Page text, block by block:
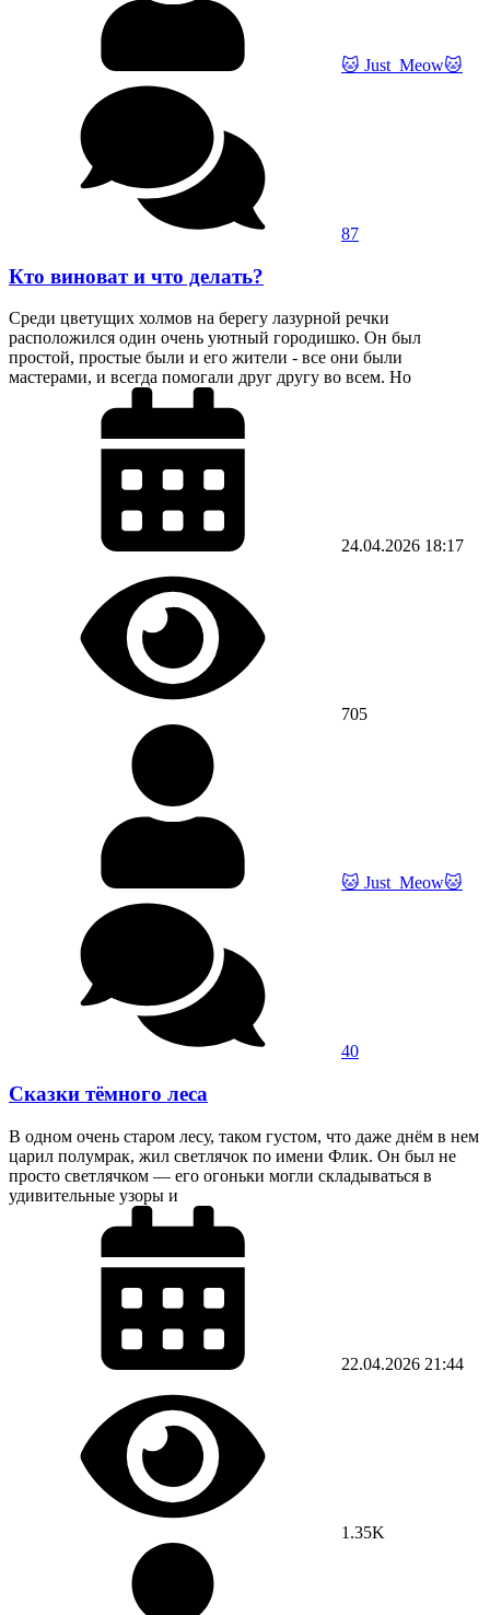
🐱 Just_Meow🐱
87
Кто виноват и что делать?
Среди цветущих холмов на берегу лазурной речки
расположился один очень уютный городишко. Он был
простой, простые были и его жители - все они были
мастерами, и всегда помогали друг другу во всем. Но
24.04.2026 18:17
705
🐱 Just_Meow🐱
40
Сказки тёмного леса
В одном очень старом лесу, таком густом, что даже днём в нем
царил полумрак, жил светлячок по имени Флик. Он был не
просто светлячком — его огоньки могли складываться в
удивительные узоры и
22.04.2026 21:44
1.35K